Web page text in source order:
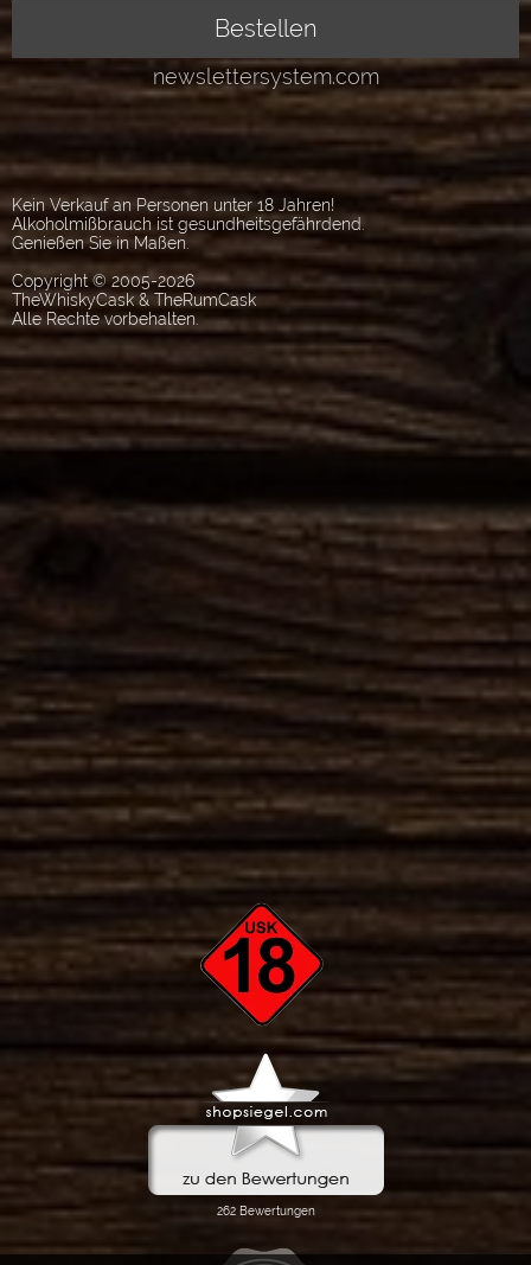
Kein Verkauf an Personen unter 18 Jahren!
Alkoholmißbrauch ist gesundheitsgefährdend.
Genießen Sie in Maßen.
Copyright © 2005-2026
TheWhiskyCask & TheRumCask
Alle Rechte vorbehalten.